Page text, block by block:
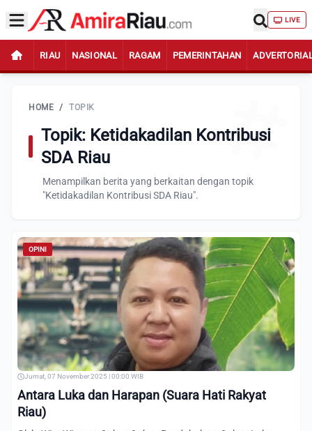
LIVE
RIAU NASIONAL RAGAM PEMERINTAHAN
HOME / TOPIK
Topik: Ketidakadilan Kontribusi
SDA Riau
Menampilkan berita yang berkaitan dengan topik
"Ketidakadilan Kontribusi SDA Riau".
OPINI
Jumat, 07 November 2025 | 00:00 WIB
Antara Luka dan Harapan (Suara Hati Rakyat
Riau)